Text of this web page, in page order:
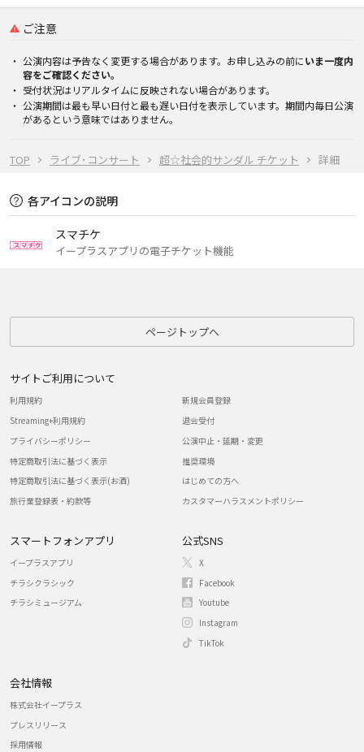
TOP ライブ･コンサート 超☆社会的サンダル チケット 詳細
ご注意
公演内容は予告なく変更する場合があります。お申し込みの前にいま一度内
容をご確認ください。
受付状況はリアルタイムに反映されない場合があります。
公演期間は最も早い日付と最も遅い日付を表示しています。期間内毎日公演
があるという意味ではありません。
各アイコンの説明
スマチケ
イープラスアプリの電子チケット機能
ページトップへ
サイトご利用について
利用規約
Streaming+利用規約
プライバシーポリシー
特定商取引法に基づく表示
特定商取引法に基づく表示(お酒)
旅行業登録表・約款等
新規会員登録
退会受付
公演中止・延期・変更
推奨環境
はじめての方へ
カスタマーハラスメントポリシー
スマートフォンアプリ
イープラスアプリ
チラシクラシック
チラシミュージアム
公式SNS
X
Facebook
Youtube
Instagram
TikTok
会社情報
株式会社イープラス
プレスリリース
採用情報